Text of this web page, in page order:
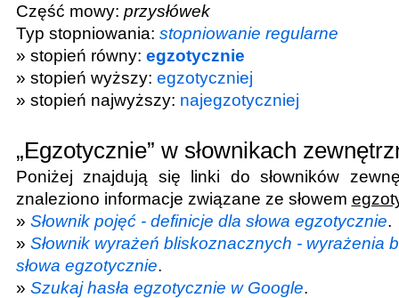
Część mowy: przysłówek
Typ stopniowania: stopniowanie regularne
» stopień równy: egzotycznie
» stopień wyższy: egzotyczniej
» stopień najwyższy: najegzotyczniej
„Egzotycznie” w słownikach
Poniżej znajdują się linki do słowników
znaleziono informacje związane ze słowem
» Słownik pojęć - definicje dla słowa egzotycznie.
» Słownik wyrażeń bliskoznacznych - wyrażenia
słowa egzotycznie.
» Szukaj hasła egzotycznie w Google.